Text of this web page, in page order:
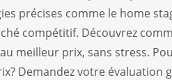
précises comme le home
compétitif. Découvrez
meilleur prix, sans stress.
Demandez votre évaluation